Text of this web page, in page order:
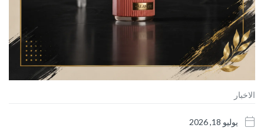
الاخبار
يوليو 18, 2026